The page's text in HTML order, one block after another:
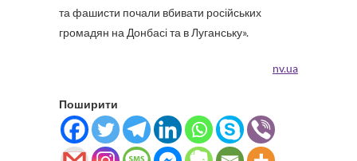
та фашисти почали вбивати російських
громадян на Донбасі та в Луганську».
nv.ua
Поширити